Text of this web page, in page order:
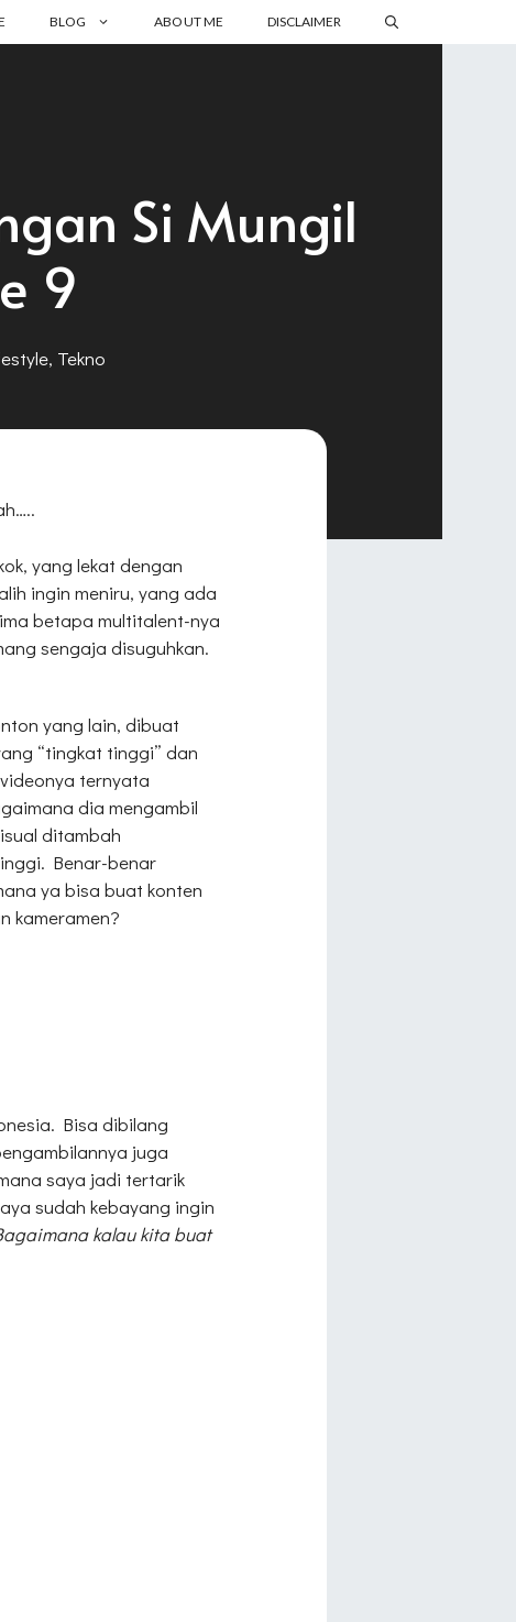
BLOG ABOUT ME DISCLAIMER
Si Mungil
9
, Tekno
yang lekat dengan
ingin meniru, yang ada
betapa multitalent-nya
sengaja disuguhkan.
yang lain, dibuat
“tingkat tinggi” dan
ternyata
dia mengambil
ditambah
Benar-benar
ya bisa buat konten
kameramen?
Bisa dibilang
juga
saya jadi tertarik
sudah kebayang ingin
kalau kita buat